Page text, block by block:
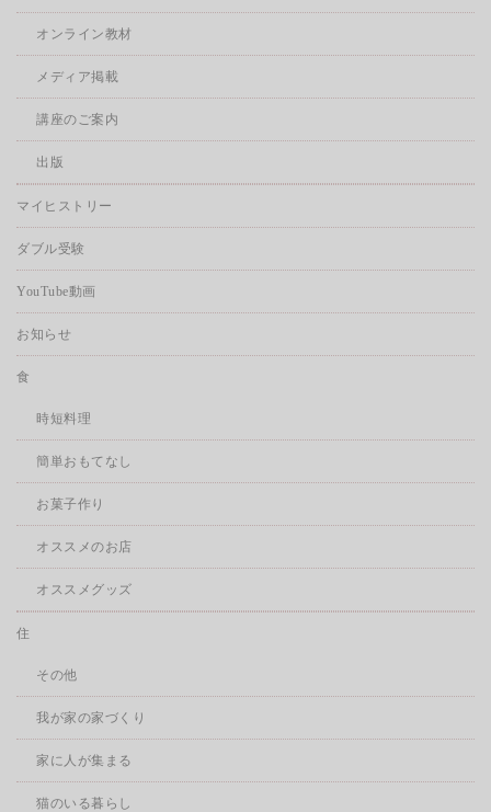
オンライン教材
メディア掲載
講座のご案内
出版
マイヒストリー
ダブル受験
YouTube動画
お知らせ
食
時短料理
簡単おもてなし
お菓子作り
オススメのお店
オススメグッズ
住
その他
我が家の家づくり
家に人が集まる
猫のいる暮らし